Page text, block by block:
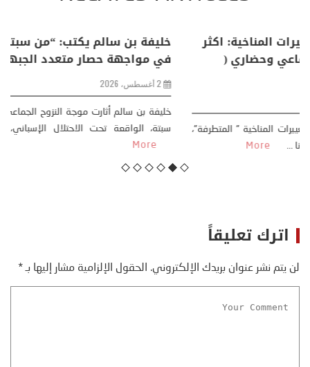
منذر بالضيافي يكتب حول: التغيرات المناخية: اكثر
من ظاهرة طبيعية .. تحول اجتماعي وحضاري (
مقاربة سوسيولوجية )
كتب: منذر بالضيافي بدأت قصتي مع التغييرات المناخية ” المتطرفة”،
منذ نهاية ثمانينات القرن الماضي، حين أطردنا ...
اترك تعليقاً
لن يتم نشر عنوان بريدك الإلكتروني. الحقول الإلزامية مشار إليها بـ*